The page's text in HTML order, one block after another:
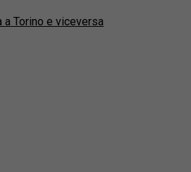
a Torino e viceversa